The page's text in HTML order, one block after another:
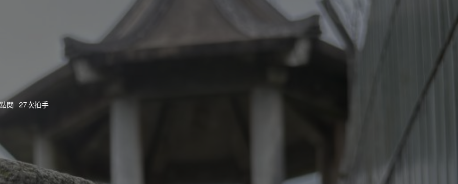
閱 27次拍手